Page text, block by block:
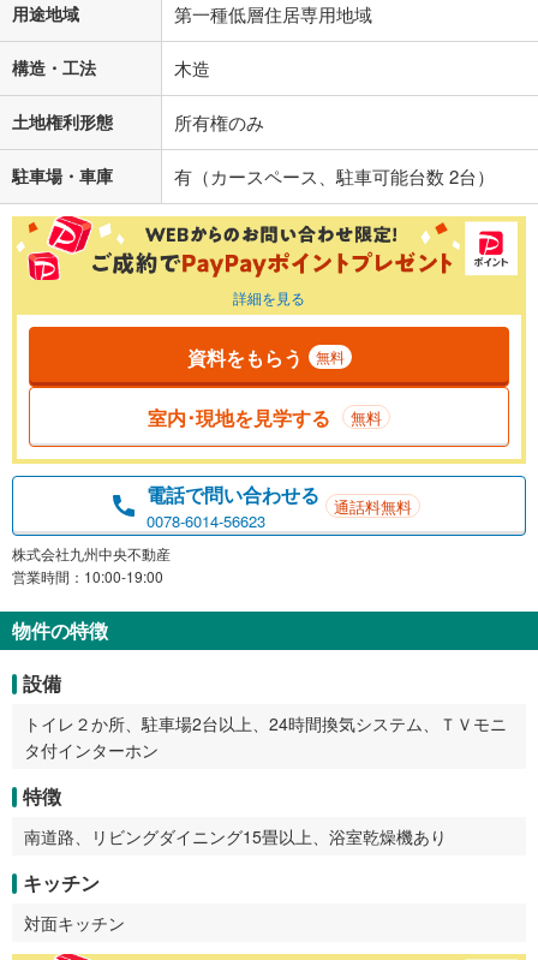
用途地域 第一種低層住居専用地域
構造・工法 木造
土地権利形態 所有権のみ
駐車場・車庫 有（カースペース、駐車可能台数 2台）
詳細を見る
資料をもらう 無料
室内･現地を見学する 無料
電話で問い合わせる
0078-6014-56623
通話料無料
株式会社九州中央不動産
営業時間：10:00-19:00
物件の特徴
設備
トイレ２か所、駐車場2台以上、24時間換気システム、ＴＶモニ
タ付インターホン
特徴
南道路、リビングダイニング15畳以上、浴室乾燥機あり
キッチン
対面キッチン